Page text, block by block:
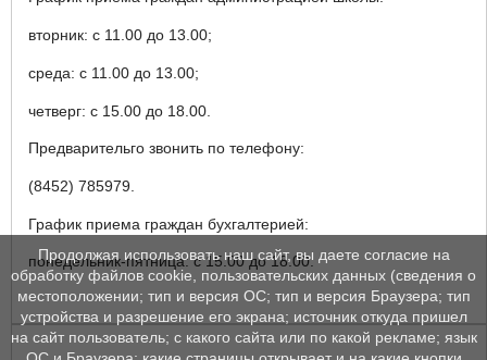
вторник: с 11.00 до 13.00;
среда: с 11.00 до 13.00;
четверг: с 15.00 до 18.00.
Предварительго звонить по телефону:
(8452) 785979.
График приема граждан бухгалтерией:
понедельник-пятница: с 15.00 до 18.00.
Продолжая использовать наш сайт, вы даете согласие на
обработку файлов cookie, пользовательских данных (сведения о
местоположении; тип и версия ОС; тип и версия Браузера; тип
устройства и разрешение его экрана; источник откуда пришел
на сайт пользователь; с какого сайта или по какой рекламе; язык